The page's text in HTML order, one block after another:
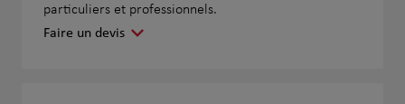
particuliers et professionnels.
Faire un devis